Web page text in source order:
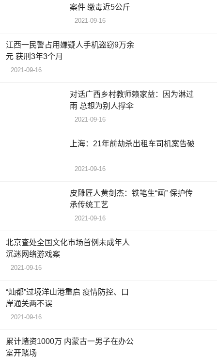
案件 缴毒近5公斤
2021-09-16
江西一民警占用嫌疑人手机盗窃9万余
元 获刑3年3个月
2021-09-16
对话广西乡村教师赖家益：因为淋过
雨 总想为别人撑伞
2021-09-16
上海：21年前劫杀出租车司机案告破
2021-09-16
皮雕匠人黄剑杰：铁笔生“画” 保护传
承传统工艺
2021-09-16
北京查处全国文化市场首例未成年人
沉迷网络游戏案
2021-09-16
“灿都”过境洋山港重启 疫情防控、口
岸通关两不误
2021-09-16
累计赌资1000万 内蒙古一男子在办公
室开赌场